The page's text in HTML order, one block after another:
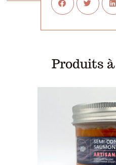
Produits